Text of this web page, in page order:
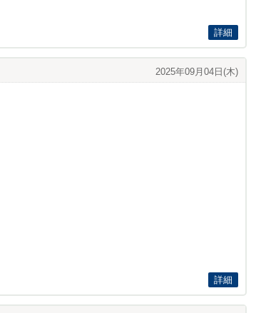
詳細
2025年09月04日(木)
詳細